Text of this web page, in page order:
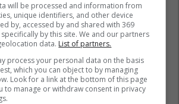
will be processed and information from
unique identifiers, and other device
by, accessed by and shared with 369
by this site. We and our partners
data. List of partners.
process your personal data on the basis
which you can object to by managing
Look for a link at the bottom of this page
to manage or withdraw consent in privacy